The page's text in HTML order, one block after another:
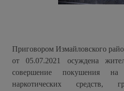
Приговором Измайловского
от 05.07.2021 осуждена
совершение покушения на
наркотических